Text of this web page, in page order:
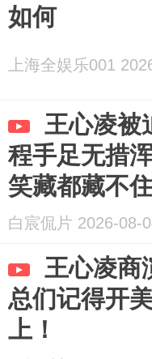
如何
上海全娱乐001
王心凌被
程手足无措
笑藏都藏不
白宸侃片 2026-08-
王心凌商
总们记得开
上！